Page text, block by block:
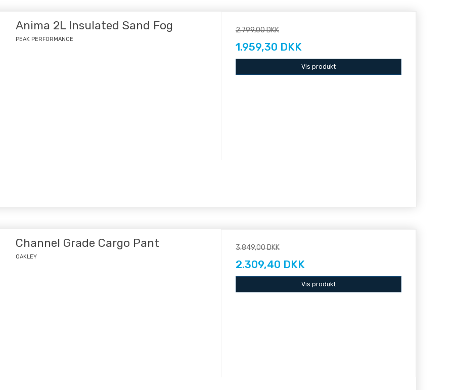
Anima 2L Insulated Sand Fog
PEAK PERFORMANCE
2.799,00 DKK
1.959,30 DKK
Vis produkt
Channel Grade Cargo Pant
OAKLEY
3.849,00 DKK
2.309,40 DKK
Vis produkt